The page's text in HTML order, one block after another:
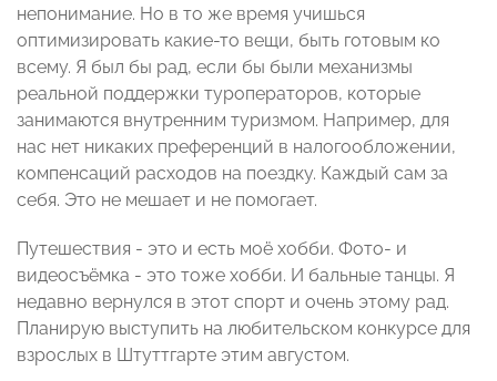
непонимание. Но в то же время учишься
оптимизировать какие-то вещи, быть готовым ко
всему. Я был бы рад, если бы были механизмы
реальной поддержки туроператоров, которые
занимаются внутренним туризмом. Например, для
нас нет никаких преференций в налогообложении,
компенсаций расходов на поездку. Каждый сам за
себя. Это не мешает и не помогает.
Путешествия - это и есть моё хобби. Фото- и
видеосъёмка - это тоже хобби. И бальные танцы. Я
недавно вернулся в этот спорт и очень этому рад.
Планирую выступить на любительском конкурсе для
взрослых в Штуттгарте этим августом.